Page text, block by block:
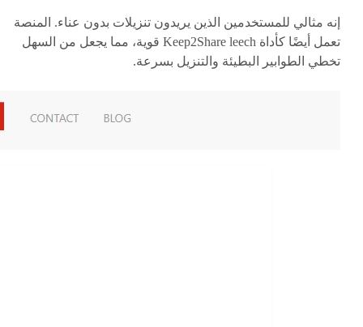
إنه مثالي للمستخدمين الذين يريدون تنزيلات بدون عناء. المنصة
تعمل أيضًا كأداة Keep2Share leech قوية، مما يجعل من السهل
تخطي الطوابير البطيئة والتنزيل بسرعة.